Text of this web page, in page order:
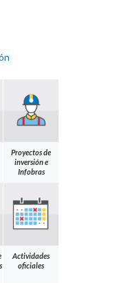
Proyectos de
inversión e
Infobras
Actividades
oficiales